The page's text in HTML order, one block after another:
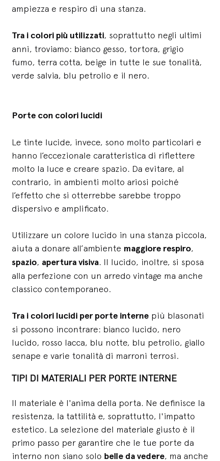
ampiezza e respiro di una stanza.
Tra i colori più utilizzati, soprattutto negli ultimi
anni, troviamo: bianco gesso, tortora, grigio
fumo, terra cotta, beige in tutte le sue tonalità,
verde salvia, blu petrolio e il nero.
Porte con colori lucidi
Le tinte lucide, invece, sono molto particolari e
hanno l’eccezionale caratteristica di riflettere
molto la luce e creare spazio. Da evitare, al
contrario, in ambienti molto ariosi poiché
l’effetto che si otterrebbe sarebbe troppo
dispersivo e amplificato.
Utilizzare un colore lucido in una stanza piccola,
aiuta a donare all’ambiente maggiore respiro,
spazio, apertura visiva. Il lucido, inoltre, si sposa
alla perfezione con un arredo vintage ma anche
classico contemporaneo.
Tra i colori lucidi per porte interne più blasonati
si possono incontrare: bianco lucido, nero
lucido, rosso lacca, blu notte, blu petrolio, giallo
senape e varie tonalità di marroni terrosi.
TIPI DI MATERIALI PER PORTE INTERNE
Il materiale è l'anima della porta. Ne definisce la
resistenza, la tattilità e, soprattutto, l'impatto
estetico. La selezione del materiale giusto è il
primo passo per garantire che le tue porte da
interno non siano solo belle da vedere, ma anche